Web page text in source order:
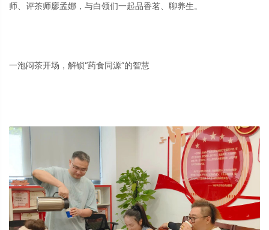
师、评茶师廖孟娜，与白领们一起品香茗、聊养生。
一泡闷茶开场，解锁“药食同源”的智慧